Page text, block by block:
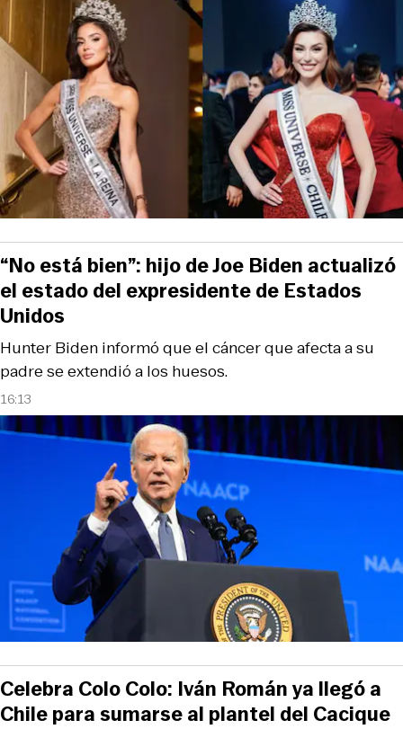
16:13
Hunter Biden informó que el cáncer que afecta a su
padre se extendió a los huesos.
“No está bien”: hijo de Joe Biden actualizó
el estado del expresidente de Estados
Unidos
Celebra Colo Colo: Iván Román ya llegó a
Chile para sumarse al plantel del Cacique